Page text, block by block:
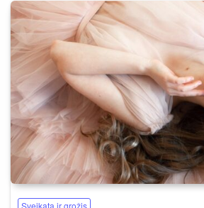
Sveikata ir grožis